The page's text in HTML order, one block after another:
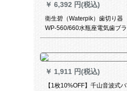
￥ 6,392 円(税込)
衛生碧（Waterpik）歯切り器
WP-560/660水瓶座電気歯ブラ
シ家庭用歯洗い器水歯線携帯
圧器不要）
￥ 1,911 円(税込)
【1枚10%OFF】千山音波式バ